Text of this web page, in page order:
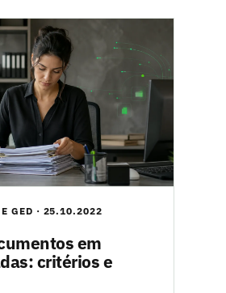
E GED · 25.10.2022
em
critérios e